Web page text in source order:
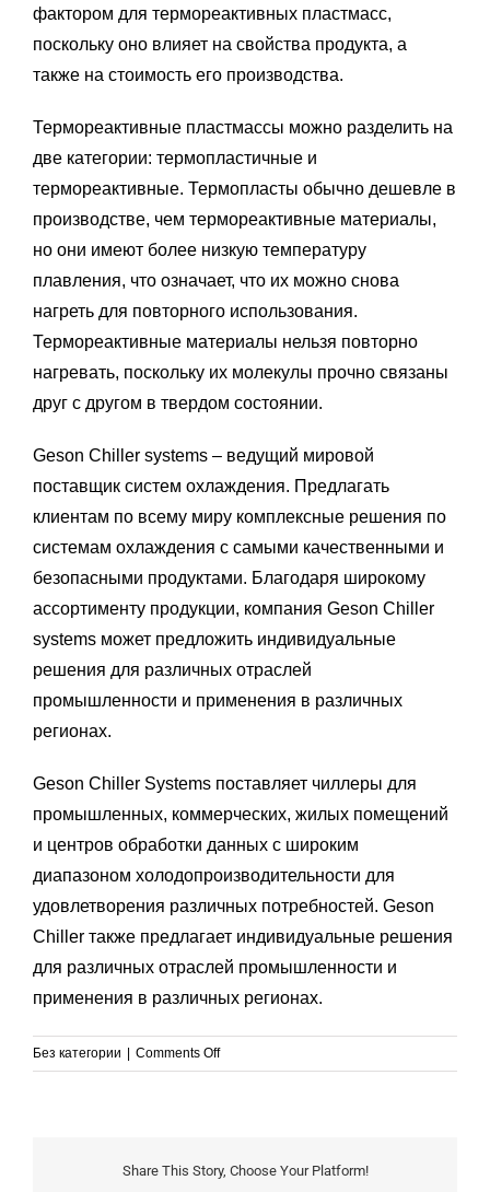
фактором для термореактивных пластмасс,
поскольку оно влияет на свойства продукта, а
также на стоимость его производства.
Термореактивные пластмассы можно разделить на
две категории: термопластичные и
термореактивные. Термопласты обычно дешевле в
производстве, чем термореактивные материалы,
но они имеют более низкую температуру
плавления, что означает, что их можно снова
нагреть для повторного использования.
Термореактивные материалы нельзя повторно
нагревать, поскольку их молекулы прочно связаны
друг с другом в твердом состоянии.
Geson Chiller systems – ведущий мировой
поставщик систем охлаждения. Предлагать
клиентам по всему миру комплексные решения по
системам охлаждения с самыми качественными и
безопасными продуктами. Благодаря широкому
ассортименту продукции, компания Geson Chiller
systems может предложить индивидуальные
решения для различных отраслей
промышленности и применения в различных
регионах.
Geson Chiller Systems поставляет чиллеры для
промышленных, коммерческих, жилых помещений
и центров обработки данных с широким
диапазоном холодопроизводительности для
удовлетворения различных потребностей. Geson
Chiller также предлагает индивидуальные решения
для различных отраслей промышленности и
применения в различных регионах.
Без категории | Comments Offon
Исчерпывающее
охлаждения
Share This Story, Choose Your Platform!